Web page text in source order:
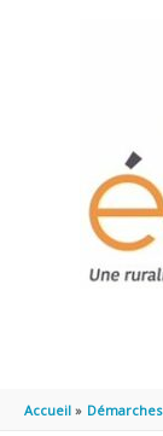
Accueil Démarches